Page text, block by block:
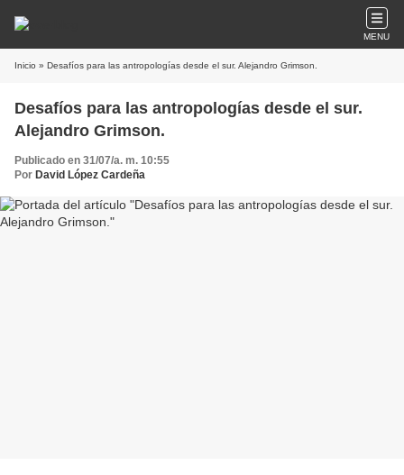
MENU
Inicio » Desafíos para las antropologías desde el sur. Alejandro Grimson.
Desafíos para las antropologías desde el sur.
Alejandro Grimson.
Publicado en 31/07/a. m. 10:55
Por David López Cardeña